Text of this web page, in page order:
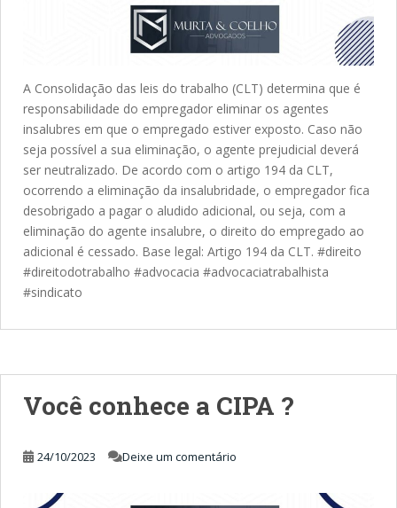
A Consolidação das leis do trabalho (CLT) determina que é
responsabilidade do empregador eliminar os agentes
insalubres em que o empregado estiver exposto. Caso não
seja possível a sua eliminação, o agente prejudicial deverá
ser neutralizado. De acordo com o artigo 194 da CLT,
ocorrendo a eliminação da insalubridade, o empregador fica
desobrigado a pagar o aludido adicional, ou seja, com a
eliminação do agente insalubre, o direito do empregado ao
adicional é cessado. Base legal: Artigo 194 da CLT. #direito
#direitodotrabalho #advocacia #advocaciatrabalhista
#sindicato
Você conhece a CIPA ?
24/10/2023 Deixe um comentário